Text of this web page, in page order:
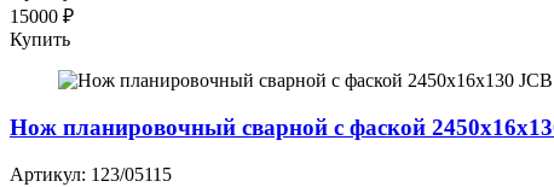
15000 ₽
Купить
Нож планировочный сварной с фаской
Артикул: 123/05115